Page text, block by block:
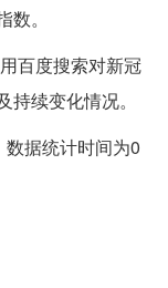
。
百度搜索对新冠
续变化情况。
据统计时间为0